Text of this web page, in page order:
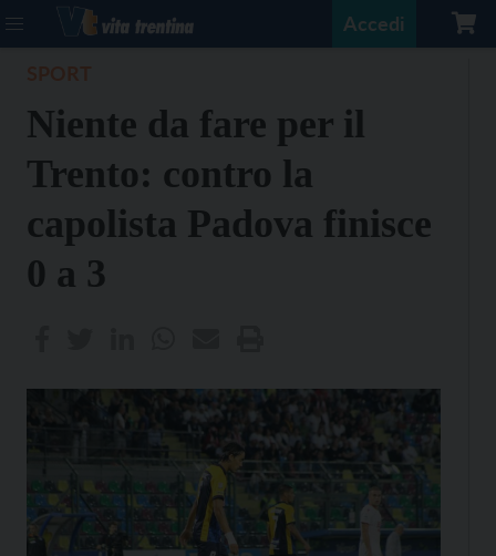
Accedi
Niente da fare per il
Trento: contro la
capolista Padova finisce
0 a 3